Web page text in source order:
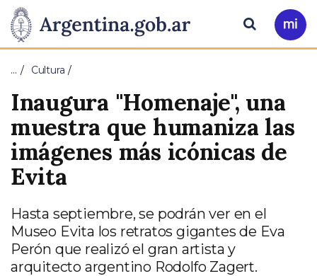
Presidencia
de
la
Nación
Pasar al contenido principal
Ir
a
Buscar
… Cultura
Inaugura "Homenaje", una
muestra que humaniza las
imágenes más icónicas de
Evita
Hasta septiembre, se podrán ver en el
Museo Evita los retratos gigantes de Eva
Perón que realizó el gran artista y
arquitecto argentino Rodolfo Zagert.